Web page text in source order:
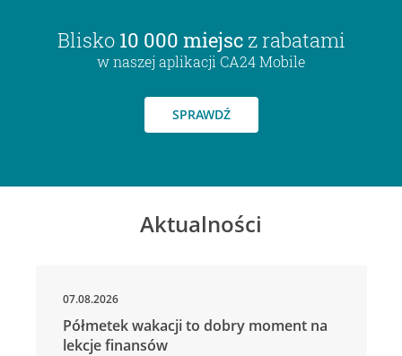
Blisko 10 000 miejsc z rabatami
w naszej aplikacji CA24 Mobile
SPRAWDŹ
Aktualności
07.08.2026
Półmetek wakacji to dobry moment na
lekcje finansów